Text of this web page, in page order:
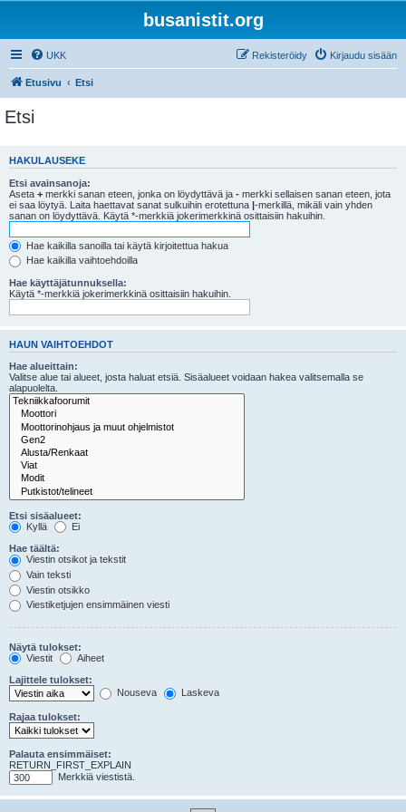
busanistit.org
UKK Kirjaudu sisään
Rekisteröidy
Etusivu Etsi
Etsi
HAKULAUSEKE
Etsi avainsanoja:
Aseta + merkki sanan eteen, jonka on löydyttävä ja - merkki sellaisen sanan eteen, jota
ei saa löytyä. Laita haettavat sanat sulkuihin erotettuna |-merkillä, mikäli vain yhden
sanan on löydyttävä. Käytä *-merkkiä jokerimerkkinä osittaisiin hakuihin.
Hae kaikilla sanoilla tai käytä kirjoitettua hakua
Hae kaikilla vaihtoehdoilla
Hae käyttäjätunnuksella:
Käytä *-merkkiä jokerimerkkinä osittaisiin hakuihin.
HAUN VAIHTOEHDOT
Hae alueittain:
Valitse alue tai alueet, josta haluat etsiä. Sisäalueet voidaan hakea valitsemalla se
alapuolelta.
Etsi sisäalueet:
Kyllä
Ei
Hae täältä:
Viestin otsikot ja tekstit
Vain teksti
Viestin otsikko
Viestiketjujen ensimmäinen viesti
Näytä tulokset:
Viestit
Aiheet
Lajittele tulokset:
Nouseva
Laskeva
Rajaa tulokset:
Palauta ensimmäiset:
RETURN_FIRST_EXPLAIN
Merkkiä viestistä.